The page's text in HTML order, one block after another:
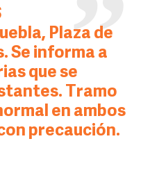
, Plaza de
Se informa a
que se
Tramo
en ambos
precaución.